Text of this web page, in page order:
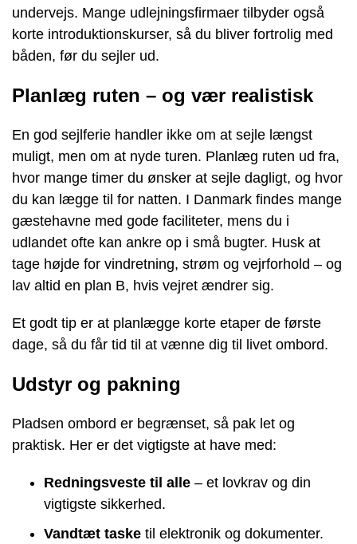
undervejs. Mange udlejningsfirmaer tilbyder også
korte introduktionskurser, så du bliver fortrolig med
båden, før du sejler ud.
Planlæg ruten – og vær realistisk
En god sejlferie handler ikke om at sejle længst
muligt, men om at nyde turen. Planlæg ruten ud fra,
hvor mange timer du ønsker at sejle dagligt, og hvor
du kan lægge til for natten. I Danmark findes mange
gæstehavne med gode faciliteter, mens du i
udlandet ofte kan ankre op i små bugter. Husk at
tage højde for vindretning, strøm og vejrforhold – og
lav altid en plan B, hvis vejret ændrer sig.
Et godt tip er at planlægge korte etaper de første
dage, så du får tid til at vænne dig til livet ombord.
Udstyr og pakning
Pladsen ombord er begrænset, så pak let og
praktisk. Her er det vigtigste at have med:
Redningsveste til alle – et lovkrav og din
vigtigste sikkerhed.
Vandtæt taske til elektronik og dokumenter.